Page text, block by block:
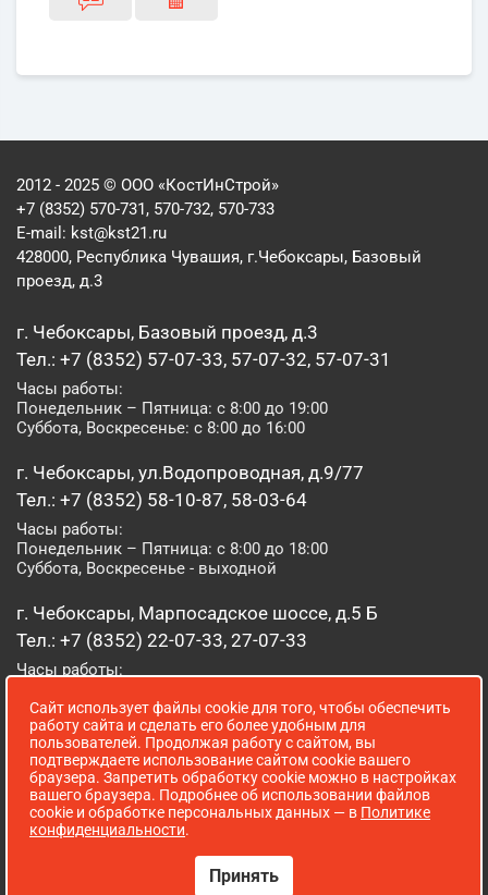
2012 - 2025 © ООО «КостИнСтрой»
+7 (8352) 570-731, 570-732, 570-733
E-mail: kst@kst21.ru
428000, Республика Чувашия, г.Чебоксары, Базовый
проезд, д.3
г. Чебоксары, Базовый проезд, д.3
Тел.: +7 (8352) 57-07-33, 57-07-32, 57-07-31
Часы работы:
Понедельник – Пятница: с 8:00 до 19:00
Суббота, Воскресенье: с 8:00 до 16:00
г. Чебоксары, ул.Водопроводная, д.9/77
Тел.: +7 (8352) 58-10-87, 58-03-64
Часы работы:
Понедельник – Пятница: с 8:00 до 18:00
Суббота, Воскресенье - выходной
г. Чебоксары, Марпосадское шоссе, д.5 Б
Тел.: +7 (8352) 22-07-33, 27-07-33
Часы работы:
Суббота, Воскресенье: с 8:00 до 16:00
г. Йошкар-Ола, ул. Луначарского, д. 52 А
Тел.: (8362) 41-07-31
Часы работы:
Понедельник – Пятница: с 8:00 до 18:00
Сайт использует файлы cookie для того, чтобы обеспечить
работу сайта и сделать его более удобным для
пользователей. Продолжая работу с сайтом, вы
подтверждаете использование сайтом cookie вашего
браузера. Запретить обработку cookie можно в настройках
вашего браузера. Подробнее об использовании файлов
cookie и обработке персональных данных — в Политике
конфиденциальности.
Принять